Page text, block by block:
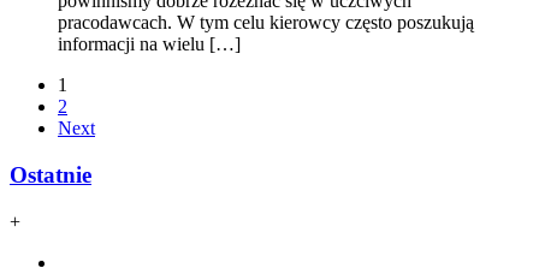
pracodawcach. W tym celu kierowcy często poszukują
informacji na wielu […]
1
2
Next
Ostatnie
+